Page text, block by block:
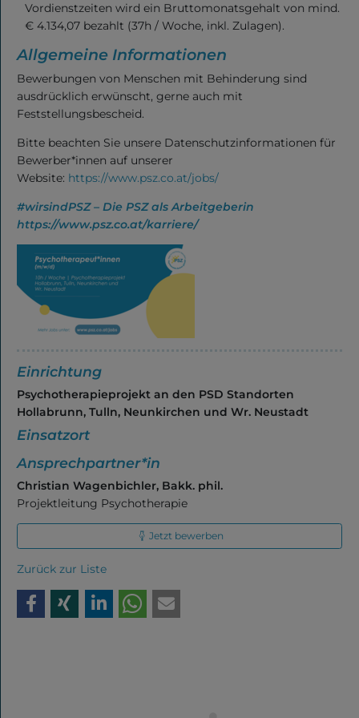
Vordienstzeiten wird ein Bruttomonatsgehalt von mind.
€ 4.134,07 bezahlt (37h / Woche, inkl. Zulagen).
Allgemeine Informationen
Bewerbungen von Menschen mit Behinderung sind
ausdrücklich erwünscht, gerne auch mit
Feststellungsbescheid.
Bitte beachten Sie unsere Datenschutzinformationen für
Bewerber*innen auf unserer
Website: https://www.psz.co.at/jobs/
#wirsindPSZ – Die PSZ als Arbeitgeberin
https://www.psz.co.at/karriere/
Einrichtung
Psychotherapieprojekt an den PSD Standorten
Hollabrunn, Tulln, Neunkirchen und Wr. Neustadt
Einsatzort
Ansprechpartner*in
Christian Wagenbichler, Bakk. phil.
Projektleitung Psychotherapie
Jetzt bewerben
Zurück zur Liste